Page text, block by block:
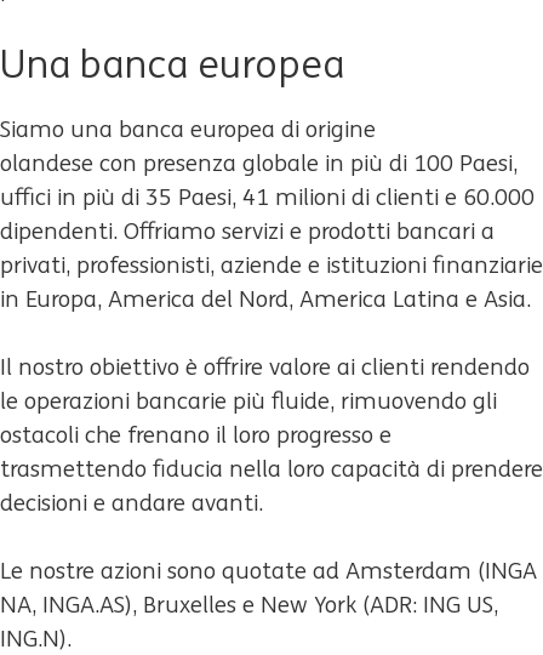
Una banca europea
Siamo una banca europea di origine
olandese con presenza globale in più di 100 Paesi,
uffici in più di 35 Paesi, 41 milioni di clienti e 60.000
dipendenti. Offriamo servizi e prodotti bancari a
privati, professionisti, aziende e istituzioni finanziarie
in Europa, America del Nord, America Latina e Asia.
Il nostro obiettivo è offrire valore ai clienti rendendo
le operazioni bancarie più fluide, rimuovendo gli
ostacoli che frenano il loro progresso e
trasmettendo fiducia nella loro capacità di prendere
decisioni e andare avanti.
Le nostre azioni sono quotate ad Amsterdam (INGA
NA, INGA.AS), Bruxelles e New York (ADR: ING US,
ING.N).